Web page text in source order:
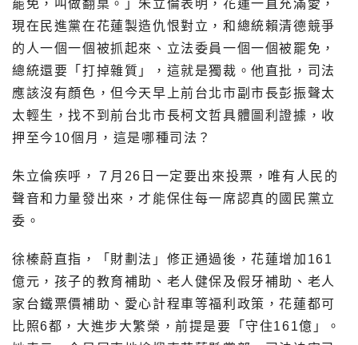
罷免，叫做翻桌。」朱立倫表明，花蓮一直充滿愛，
現在民進黨在花蓮製造仇恨對立，和總統賴清德競爭
的人一個一個被抓起來、立法委員一個一個被罷免，
總統還要「打掉雜質」，這就是獨裁。他直批，司法
應該沒有顏色，但今天早上前台北市副市長彭振聲太
太輕生，找不到前台北市長柯文哲具體圖利證據，收
押至今10個月，這是哪種司法？
朱立倫疾呼，７月26日一定要出來投票，唯有人民的
聲音和力量發出來，才能保住每一席認真的國民黨立
委。
徐榛蔚直指，「財劃法」修正通過後，花蓮增加161
億元，孩子的教育補助、老人健保及假牙補助、老人
家台鐵票價補助、愛心計程車等福利政策，花蓮都可
比照6都，大進步大繁榮，前提是要「守住161億」。